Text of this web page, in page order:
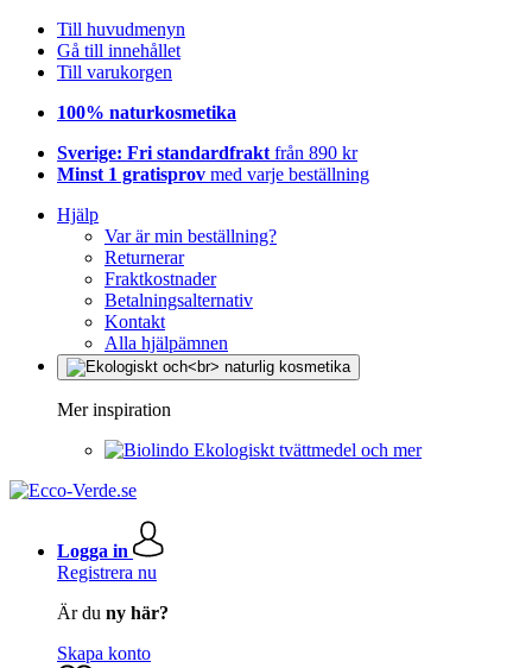
Till huvudmenyn
Gå till innehållet
Till varukorgen
100% naturkosmetika
Sverige: Fri standardfrakt från 890 kr
Minst 1 gratisprov med varje beställning
Hjälp
Var är min beställning?
Returnerar
Fraktkostnader
Betalningsalternativ
Kontakt
Alla hjälpämnen
Mer inspiration
Ekologiskt tvättmedel och mer
Logga in
Registrera nu
Är du ny här?
Skapa konto